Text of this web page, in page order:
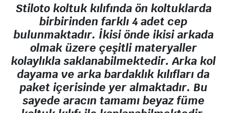
Stiloto koltuk kılıfında ön koltuklarda
birbirinden farklı 4 adet cep
bulunmaktadır. İkisi önde ikisi arkada
olmak üzere çeşitli materyaller
kolaylıkla saklanabilmektedir. Arka kol
dayama ve arka bardaklık kılıfları da
paket içerisinde yer almaktadır. Bu
sayede aracın tamamı beyaz füme